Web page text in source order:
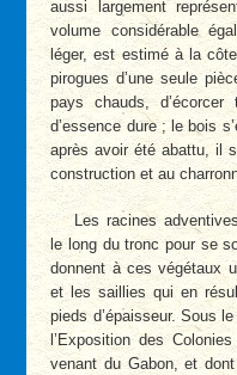
aussi largement
volume considérable
léger, est estimé à la
pirogues d’une seule
pays chauds,
d’essence dure ; le bois
après avoir été abattu, il
construction et au
Les racines
le long du tronc pour se
donnent à ces végétaux
et les saillies qui en
pieds d’épaisseur. Sous
l’Exposition des
venant du Gabon, et